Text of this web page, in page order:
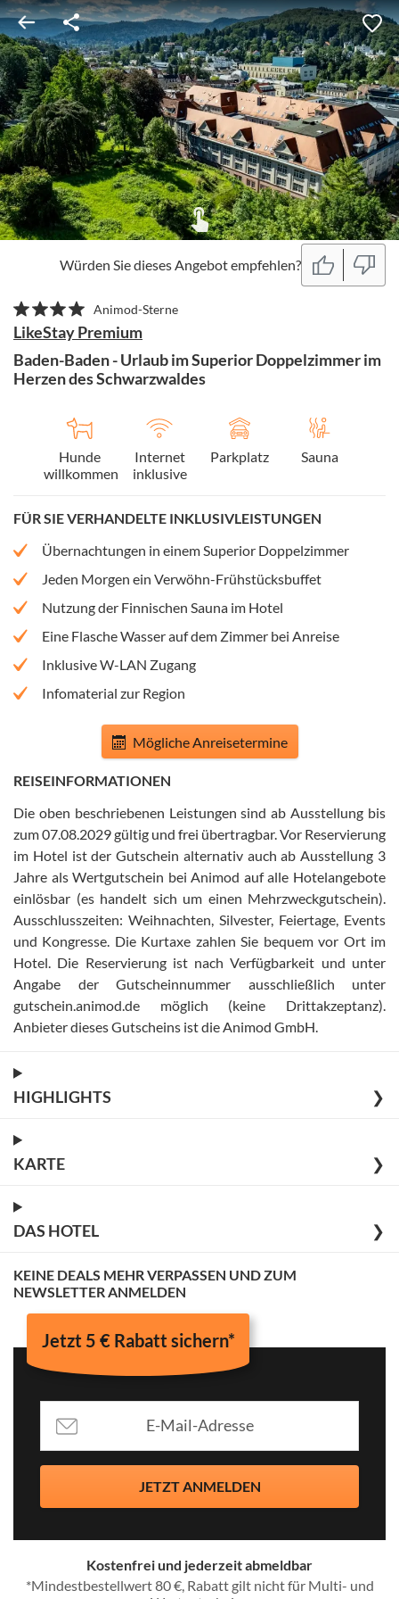
Würden Sie dieses Angebot empfehlen?
Animod-Sterne
LikeStay Premium
Baden-Baden - Urlaub im Superior Doppelzimmer im
Herzen des Schwarzwaldes
Hunde
willkommen
Internet
inklusive
Parkplatz Sauna
FÜR SIE VERHANDELTE INKLUSIVLEISTUNGEN
Übernachtungen in einem Superior Doppelzimmer
Jeden Morgen ein Verwöhn-Frühstücksbuffet
Nutzung der Finnischen Sauna im Hotel
Eine Flasche Wasser auf dem Zimmer bei Anreise
Inklusive W-LAN Zugang
Infomaterial zur Region
Mögliche Anreisetermine
REISEINFORMATIONEN
Die oben beschriebenen Leistungen sind ab Ausstellung bis
zum 07.08.2029 gültig und frei übertragbar. Vor Reservierung
im Hotel ist der Gutschein alternativ auch ab Ausstellung 3
Jahre als Wertgutschein bei Animod auf alle Hotelangebote
einlösbar (es handelt sich um einen Mehrzweckgutschein)
Ausschlusszeiten: Weihnachten, Silvester, Feiertage, Events
und Kongresse Die Kurtaxe zahlen Sie bequem vor Ort im
Hotel
Die Reservierung ist nach Verfügbarkeit und unter
Angabe der Gutscheinnummer ausschließlich unter
gutschein.animod.de möglich (keine Drittakzeptanz)
Anbieter dieses Gutscheins ist die Animod GmbH
HIGHLIGHTS ❯
KARTE ❯
DAS HOTEL ❯
KEINE DEALS MEHR VERPASSEN UND ZUM
NEWSLETTER ANMELDEN
Jetzt 5 € Rabatt sichern*
JETZT ANMELDEN
Kostenfrei und jederzeit abmeldbar
*Mindestbestellwert 80 €, Rabatt gilt nicht für Multi- und